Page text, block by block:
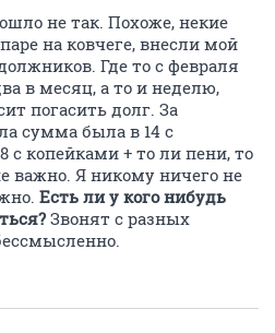
не так. Похоже, некие
на ковчеге, внесли мой
Где то с февраля
в месяц, а то и неделю,
погасить долг. За
сумма была в 14 с
с копейками + то ли пени, то
важно. Я никому ничего не
Есть ли у кого нибудь
Звонят с разных